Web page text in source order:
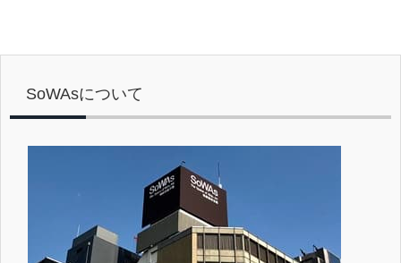
SoWAsについて